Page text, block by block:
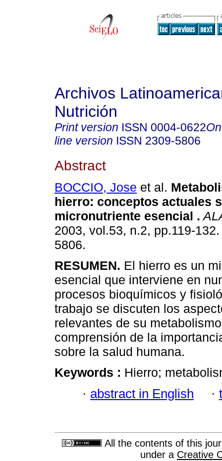
Archivos
Nutrición
Print version ISSN 0004-0622
line version ISSN 2309-5806
Abstract
BOCCIO, Jose et al.
hierro: conceptos actuales
micronutriente esencial .
2003, vol.53, n.2, pp.119-
5806.
RESUMEN. El hierro es un
esencial que interviene en
procesos bioquímicos y
trabajo se discuten los
relevantes de su
comprensión de la
sobre la salud humana.
Keywords : Hierro;
· abstract in English ·
All the contents of this
under a Creative